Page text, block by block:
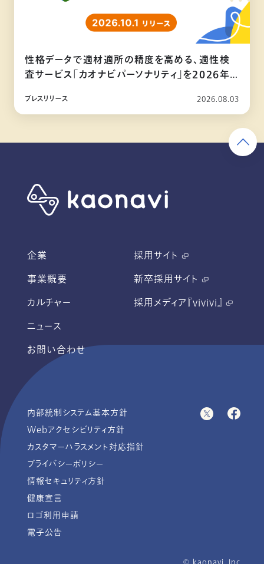
性格データで適材適所の精度を高める、適性検
査サービス「カオナビパーソナリティ」を2026年
プレスリリース 2026.08.03
企業
事業概要
カルチャー
ニュース
お問い合わせ
採用サイト
新卒採用サイト
採用メディア『vivivi』
内部統制システム基本方針
Webアクセシビリティ方針
カスタマーハラスメント対応指針
プライバシーポリシー
情報セキュリティ方針
健康宣言
ロゴ利用申請
電子公告